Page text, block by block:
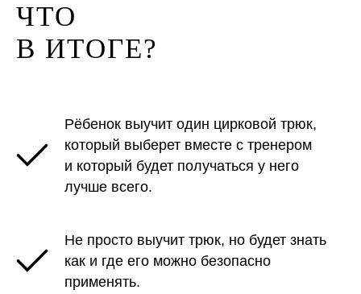
ЧТО
В ИТОГЕ?
Рёбенок выучит один цирковой трюк,
который выберет вместе с тренером
и который будет получаться у него
лучше всего.
Не просто выучит трюк, но будет знать
как и где его можно безопасно
применять.